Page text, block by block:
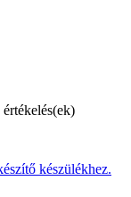
értékelés(ek)